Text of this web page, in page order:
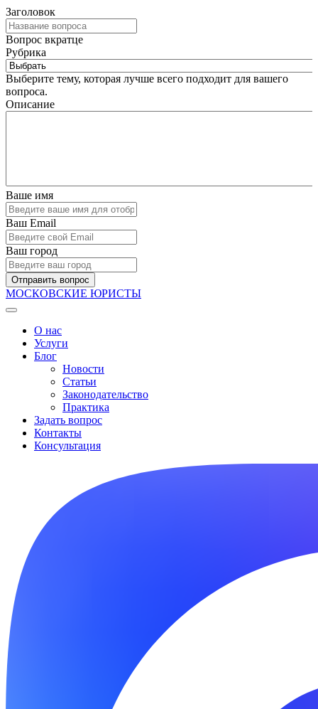
Заголовок
Вопрос вкратце
Рубрика
Выберите тему, которая лучше всего подходит для вашего
вопроса.
Описание
Ваше имя
Ваш Email
Ваш город
Отправить вопрос
МОСКОВСКИЕ ЮРИСТЫ
О нас
Услуги
Блог
Новости
Статьи
Законодательство
Практика
Задать вопрос
Контакты
Консультация